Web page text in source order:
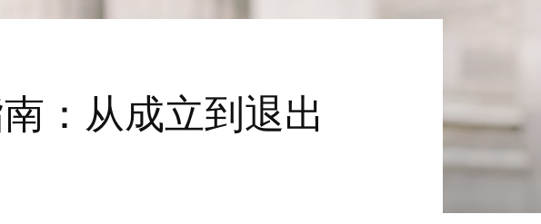
：从成立到退出